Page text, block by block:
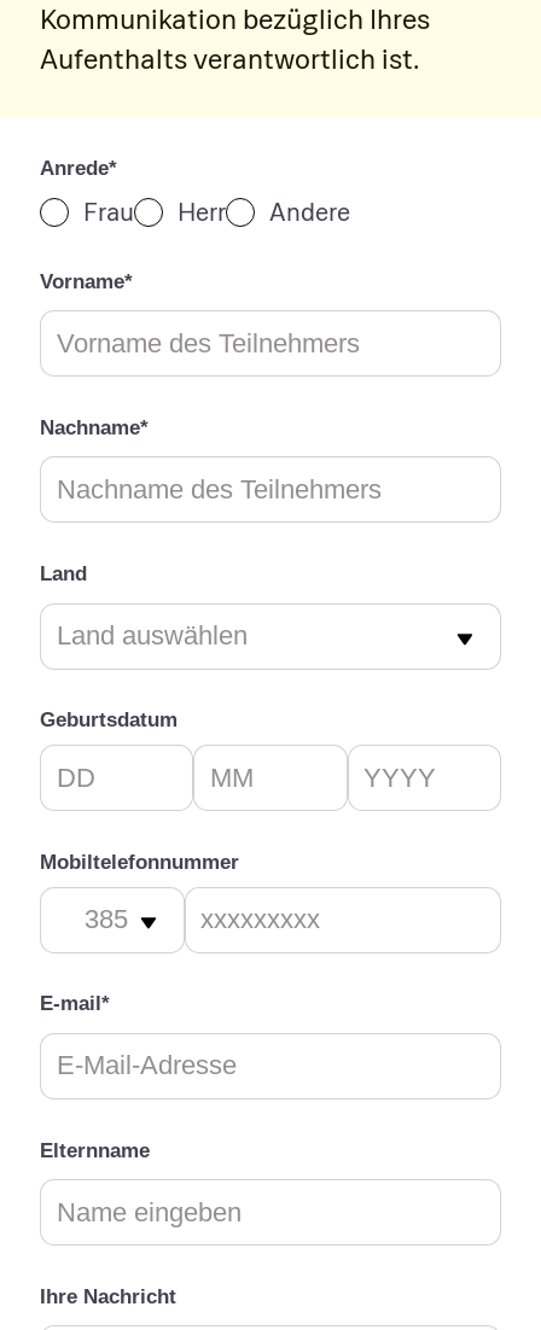
Kommunikation bezüglich Ihres
Aufenthalts verantwortlich ist.
Anrede*
Frau Herr Andere
Vorname*
Nachname*
Land
Geburtsdatum
Mobiltelefonnummer
E-mail*
Elternname
Ihre Nachricht